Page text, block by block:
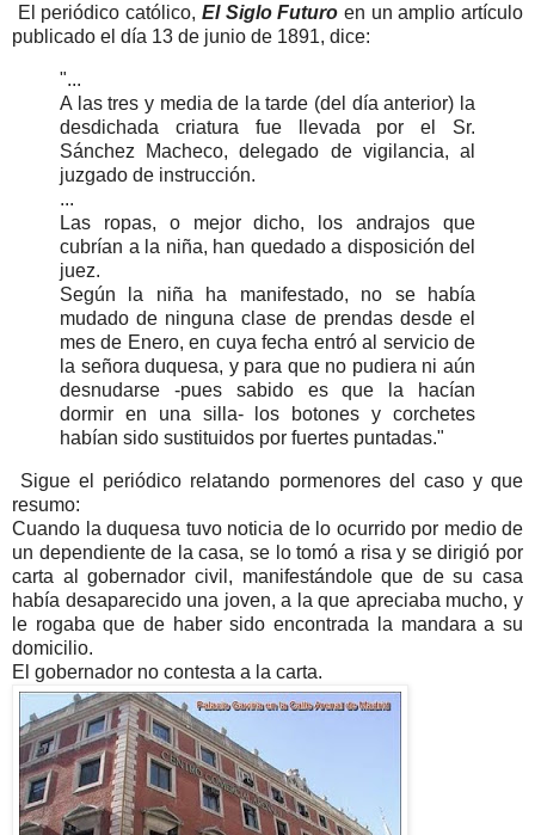
El periódico católico, El Siglo Futuro en un amplio artículo
publicado el día 13 de junio de 1891, dice:
"...
A las tres y media de la tarde (del día anterior) la
desdichada criatura fue llevada por el Sr.
Sánchez Macheco, delegado de vigilancia, al
juzgado de instrucción.
...
Las ropas, o mejor dicho, los andrajos que
cubrían a la niña, han quedado a disposición del
juez.
Según la niña ha manifestado, no se había
mudado de ninguna clase de prendas desde el
mes de Enero, en cuya fecha entró al servicio de
la señora duquesa, y para que no pudiera ni aún
desnudarse -pues sabido es que la hacían
dormir en una silla- los botones y corchetes
habían sido sustituidos por fuertes puntadas."
Sigue el periódico relatando pormenores del caso y que
resumo:
Cuando la duquesa tuvo noticia de lo ocurrido por medio de
un dependiente de la casa, se lo tomó a risa y se dirigió por
carta al gobernador civil, manifestándole que de su casa
había desaparecido una joven, a la que apreciaba mucho, y
le rogaba que de haber sido encontrada la mandara a su
domicilio.
El gobernador no contesta a la carta.